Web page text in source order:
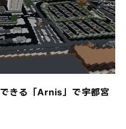
きる「Arnis」で宇都宮